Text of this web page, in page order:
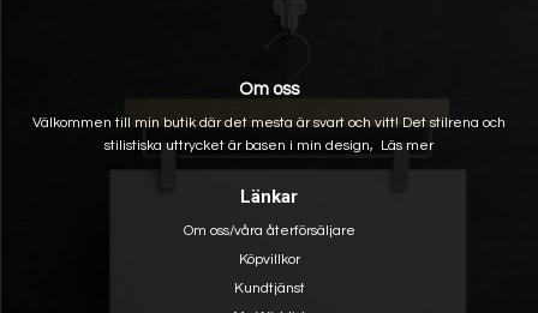
Om oss
Välkommen till min butik där det mesta är svart och vitt! Det stilrena och
stilistiska uttrycket är basen i min design, Läs mer
Länkar
Om oss/våra återförsäljare
Köpvillkor
Kundtjänst